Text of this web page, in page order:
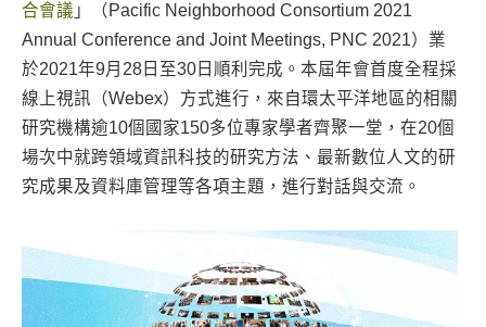
合會議 」（Pacific Neighborhood Consortium 2021
Annual Conference and Joint Meetings, PNC 2021）業
於2021年9月28日至30日順利完成。本屆年會首度全程採
線上視訊（Webex）方式進行，來自環太平洋地區的相關
研究機構逾10個國家150多位專家學者齊聚一堂，在20個
場次中就跨領域資訊科技的研究方法、最新數位人文的研
究成果及資料庫管理等各項主題，進行對話與交流。